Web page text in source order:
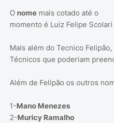
O nome mais cotado até o
momento é Luiz Felipe Scolari
Mais além do Tecnico
Técnicos que poderiam
Além de Felipão os outros
1-Mano Menezes
2-Muricy Ramalho